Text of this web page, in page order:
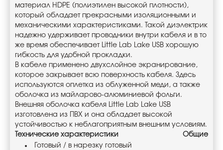
материал HDPE (полиэтилен высокой плотности),
который обладает прекрасными изоляционными и
механическими характеристиками. Такой диэлектрик
надежно удерживает проводники внутри кабеля и в то
же время обеспечивает Little Lab Lake USB хорошую
гибкость для удобной прокладки.
В кабеле применено двухслойное экранирование,
которое закрывает всю поверхность кабеля. Здесь
используются оплетка из облуженной меди, а также
оболочка из майларово-алюминиевой фольги.
Внешняя оболочка кабеля Little Lab Lake USB
изготовлена из ПВХ и она обладает высокой
устойчивостью к неблагоприятным внешним условиям.
Технические характеристики
Общие
Готовый / в нарезку готовый